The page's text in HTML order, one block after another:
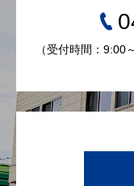
（受付時間：9:00